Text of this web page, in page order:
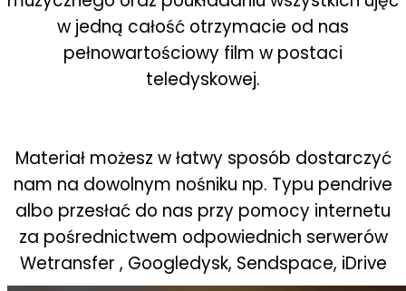
w jedną całość otrzymacie od nas
pełnowartościowy film w postaci
teledyskowej.
Materiał możesz w łatwy sposób dostarczyć
nam na dowolnym nośniku np. Typu pendrive
albo przesłać do nas przy pomocy internetu
za pośrednictwem odpowiednich serwerów
Wetransfer , Googledysk, Sendspace, iDrive